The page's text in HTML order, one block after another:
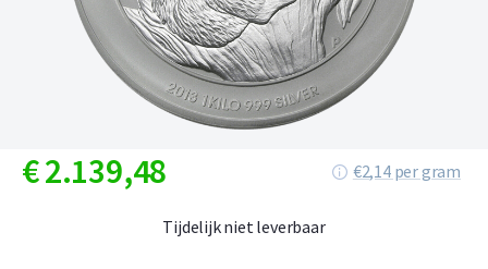
€2.139,48 €2,14 per gram
Tijdelijk niet leverbaar